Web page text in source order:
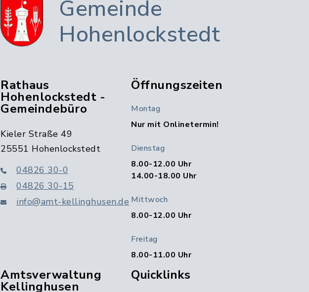
Gemeinde
Hohenlockstedt
Rathaus
Hohenlockstedt -
Gemeindebüro
Kieler Straße 49
25551 Hohenlockstedt
04826 30-0
04826 30-15
info@amt-kellinghusen.de
Öffnungszeiten
Montag
Nur mit Onlinetermin!
Dienstag
8.00-12.00 Uhr
14.00-18.00 Uhr
Mittwoch
8.00-12.00 Uhr
Freitag
8.00-11.00 Uhr
Amtsverwaltung
Kellinghusen
Quicklinks